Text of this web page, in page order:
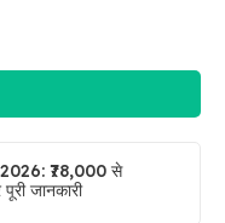
₹78,000 से
जानकारी